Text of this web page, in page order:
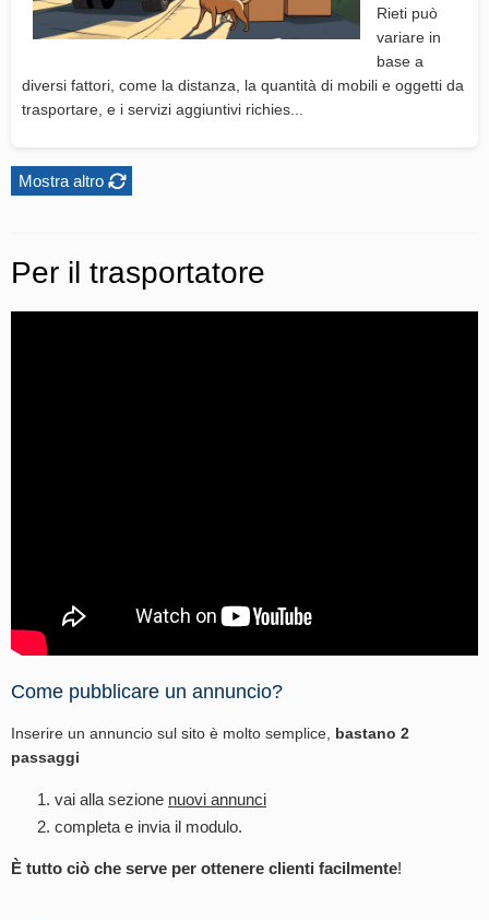
Rieti può
variare in
base a
diversi fattori, come la distanza, la quantità di mobili e oggetti da
trasportare, e i servizi aggiuntivi richies...
Mostra altro
Per il trasportatore
Come pubblicare un annuncio?
Inserire un annuncio sul sito è molto semplice, bastano 2
passaggi
vai alla sezione nuovi annunci
completa e invia il modulo.
È tutto ciò che serve per ottenere clienti facilmente!